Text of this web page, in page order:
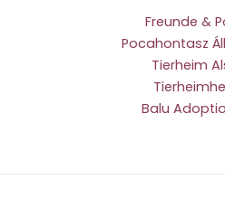
Freunde &
Pocahontasz
Tierheim
Balu